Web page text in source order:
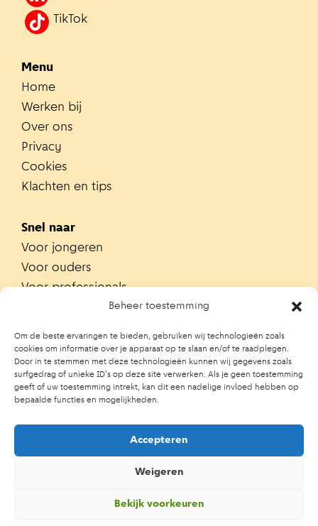
Beheer toestemming
Om de beste ervaringen te bieden, gebruiken wij technologieën zoals
cookies om informatie over je apparaat op te slaan en/of te raadplegen.
Door in te stemmen met deze technologieën kunnen wij gegevens zoals
surfgedrag of unieke ID's op deze site verwerken. Als je geen toestemming
geeft of uw toestemming intrekt, kan dit een nadelige invloed hebben op
bepaalde functies en mogelijkheden.
Accepteren
Weigeren
Bekijk voorkeuren
TikTok
Menu
Home
Werken bij
Over ons
Privacy
Cookies
Klachten en tips
Snel naar
Voor jongeren
Voor ouders
Voor professionals
Zoek contactpersoon op school
Trainingen
Ouderportaal JGZ